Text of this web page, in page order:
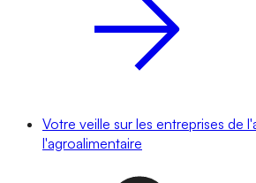
Votre veille sur les entreprises de
l'agroalimentaire